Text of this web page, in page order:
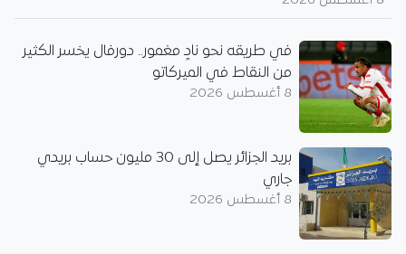
في طريقه نحو نادٍ مغمور.. دورفال يخسر الكثير
من النقاط في الميركاتو
8 أغسطس 2026
بريد الجزائر يصل إلى 30 مليون حساب بريدي
جاري
8 أغسطس 2026